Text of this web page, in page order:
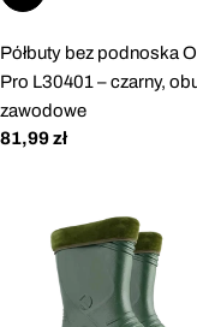
Półbuty bez podnoska
Pro L30401 – czarny,
zawodowe
Cena
81,99 zł